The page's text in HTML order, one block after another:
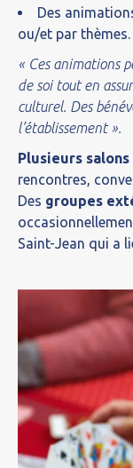
Des
ou/et par thèmes.
« Ces animations
de soi tout en
culturel. Des
l’établissement ».
Plusieurs salons
rencontres,
Des groupes
Saint-Jean qui a